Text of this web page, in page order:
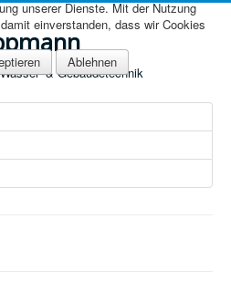
& Gebäudetechnik
unserer Dienste. Mit der Nutzung
einverstanden, dass wir Cookies
Ablehnen